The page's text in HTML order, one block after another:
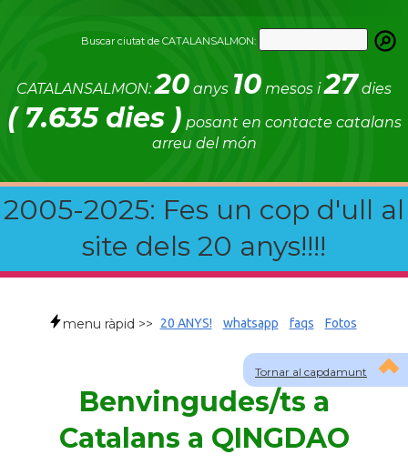
Buscar ciutat de CATALANSALMON:
CATALANSALMON:20 anys 10 mesos i27 dies
( 7.635 dies ) posant en contacte catalans
arreu del món
2005-2025: Fes un cop d'ull al
site dels 20 anys!!!!
Tornar al capdamunt
menu ràpid >> 20 ANYS! whatsapp faqs Fotos
Benvingudes/ts a
Catalans a QINGDAO